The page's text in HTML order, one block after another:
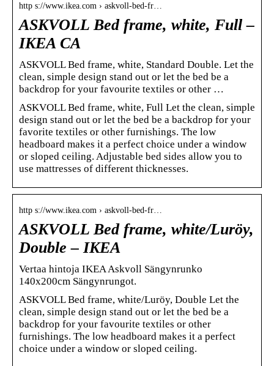
http s://www.ikea.com › askvoll-bed-fr…
ASKVOLL Bed frame, white, Full –
IKEA CA
ASKVOLL Bed frame, white, Standard Double. Let the
clean, simple design stand out or let the bed be a
backdrop for your favourite textiles or other …
ASKVOLL Bed frame, white, Full Let the clean, simple
design stand out or let the bed be a backdrop for your
favorite textiles or other furnishings. The low
headboard makes it a perfect choice under a window
or sloped ceiling. Adjustable bed sides allow you to
use mattresses of different thicknesses.
http s://www.ikea.com › askvoll-bed-fr…
ASKVOLL Bed frame, white/Luröy,
Double – IKEA
Vertaa hintoja IKEA Askvoll Sängynrunko
140x200cm Sängynrungot.
ASKVOLL Bed frame, white/Luröy, Double Let the
clean, simple design stand out or let the bed be a
backdrop for your favourite textiles or other
furnishings. The low headboard makes it a perfect
choice under a window or sloped ceiling.